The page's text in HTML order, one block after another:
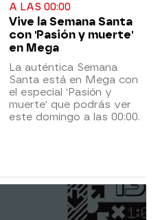
A LAS 00:00
Vive la Semana Santa
con 'Pasión y muerte'
en Mega
La auténtica Semana
Santa está en Mega con
el especial 'Pasión y
muerte' que podrás ver
este domingo a las 00:00.